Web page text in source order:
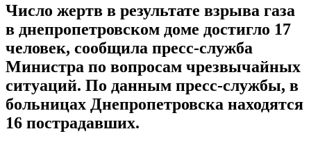
Число жертв в результате взрыва газа
в днепропетровском доме достигло 17
человек, сообщила пресс-служба
Министра по вопросам чрезвычайных
ситуаций. По данным пресс-службы, в
больницах Днепропетровска находятся
16 пострадавших.